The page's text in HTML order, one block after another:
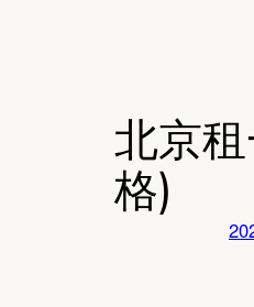
北京
格)